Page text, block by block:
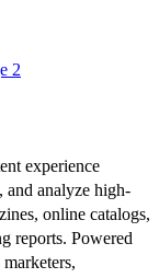
2
experience
and analyze high-
online catalogs,
reports. Powered
marketers,